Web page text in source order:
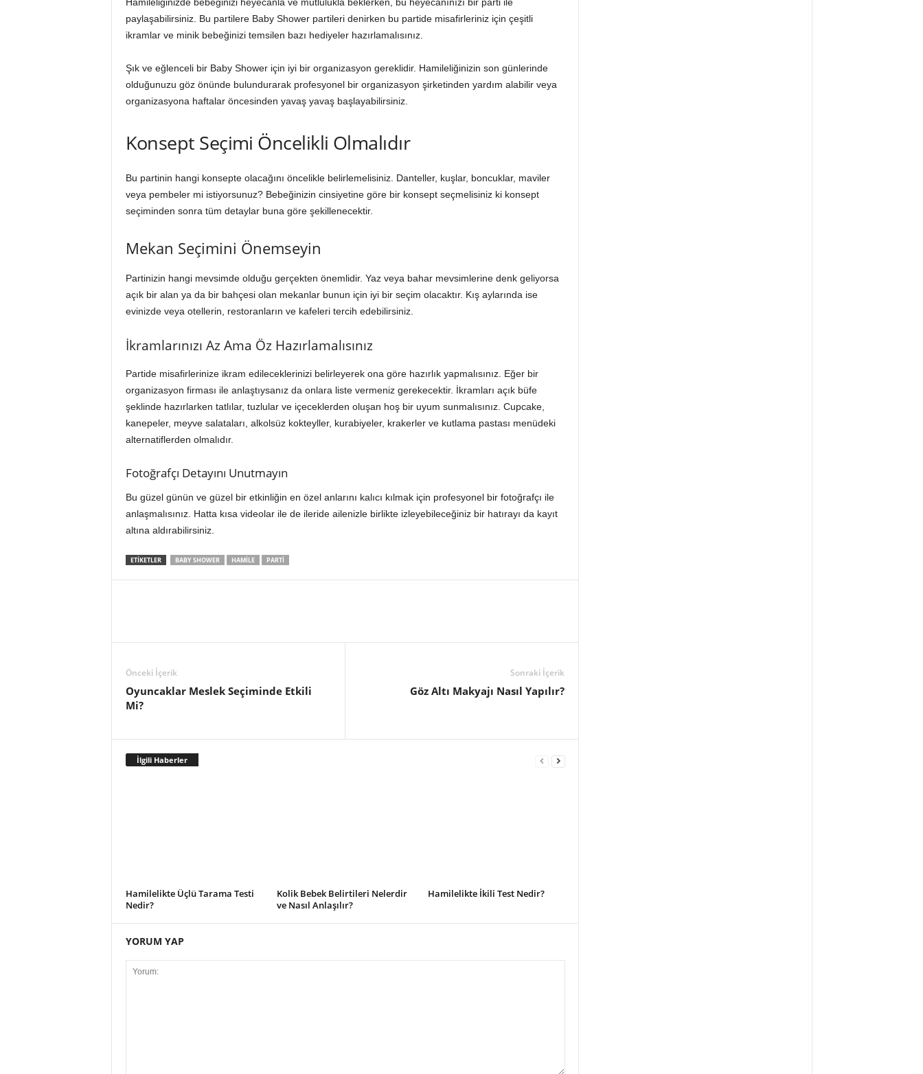
paylaşabilirsiniz. Bu partilere Baby Shower partileri denirken bu partide misafirleriniz için çeşitli
ikramlar ve minik bebeğinizi temsilen bazı hediyeler hazırlamalısınız.
Şık ve eğlenceli bir Baby Shower için iyi bir organizasyon gereklidir. Hamileliğinizin son günlerinde
olduğunuzu göz önünde bulundurarak profesyonel bir organizasyon şirketinden yardım alabilir veya
organizasyona haftalar öncesinden yavaş yavaş başlayabilirsiniz.
Konsept Seçimi Öncelikli Olmalıdır
Bu partinin hangi konsepte olacağını öncelikle belirlemelisiniz. Danteller, kuşlar, boncuklar, maviler
veya pembeler mi istiyorsunuz? Bebeğinizin cinsiyetine göre bir konsept seçmelisiniz ki konsept
seçiminden sonra tüm detaylar buna göre şekillenecektir.
Mekan Seçimini Önemseyin
Partinizin hangi mevsimde olduğu gerçekten önemlidir. Yaz veya bahar mevsimlerine denk geliyorsa
açık bir alan ya da bir bahçesi olan mekanlar bunun için iyi bir seçim olacaktır. Kış aylarında ise
evinizde veya otellerin, restoranların ve kafeleri tercih edebilirsiniz.
İkramlarınızı Az Ama Öz Hazırlamalısınız
Partide misafirlerinize ikram edileceklerinizi belirleyerek ona göre hazırlık yapmalısınız. Eğer bir
organizasyon firması ile anlaştıysanız da onlara liste vermeniz gerekecektir. İkramları açık büfe
şeklinde hazırlarken tatlılar, tuzlular ve içeceklerden oluşan hoş bir uyum sunmalısınız. Cupcake,
kanepeler, meyve salataları, alkolsüz kokteyller, kurabiyeler, krakerler ve kutlama pastası menüdeki
alternatiflerden olmalıdır.
Fotoğrafçı Detayını Unutmayın
Bu güzel günün ve güzel bir etkinliğin en özel anlarını kalıcı kılmak için profesyonel bir fotoğrafçı ile
anlaşmalısınız. Hatta kısa videolar ile de ileride ailenizle birlikte izleyebileceğiniz bir hatırayı da kayıt
altına aldırabilirsiniz.
ETIKETLER BABY SHOWER HAMILE PARTI
Önceki İçerik
Oyuncaklar Meslek Seçiminde Etkili
Mi?
Sonraki İçerik
Göz Altı Makyajı Nasıl Yapılır?
İlgili Haberler
Hamilelikte Üçlü Tarama Testi
Nedir?
Kolik Bebek Belirtileri Nelerdir
ve Nasıl Anlaşılır?
Hamilelikte İkili Test Nedir?
YORUM YAP